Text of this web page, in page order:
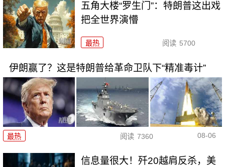
五角大楼“罗生门”：特朗普这出戏
把全世界演懵
最热 阅读 5700
伊朗赢了？这是特朗普给革命卫队下“精准毒计”
最热 阅读 7360 08-06
信息量很大！歼20越肩反杀，美